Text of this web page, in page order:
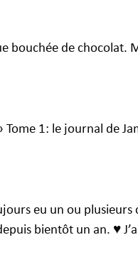
bouchée de chocolat.
1: le journal de
eu un ou plusieurs
bientôt un an. ♥